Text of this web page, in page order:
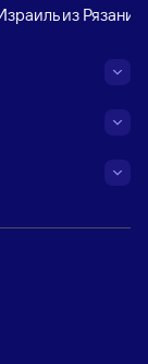
из Рязани